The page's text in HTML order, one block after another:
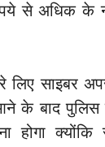
से अधिक के
लिए साइबर
के बाद पुलिस
होगा क्योंकि